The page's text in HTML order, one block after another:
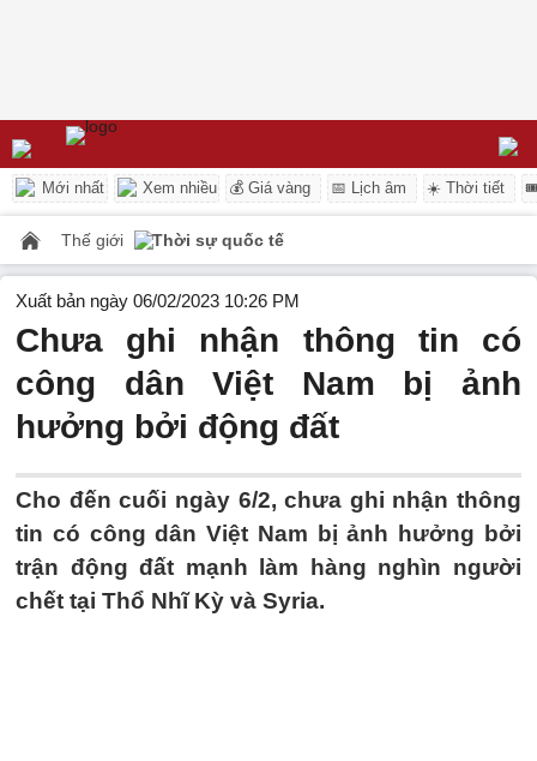
Mới nhất Xem nhiều 💰 Giá vàng 📅 Lịch âm ☀️ Thời tiết
Thế giới Thời sự quốc tế
Xuất bản ngày 06/02/2023 10:26 PM
Chưa ghi nhận thông tin có
công dân Việt Nam bị ảnh
hưởng bởi động đất
Cho đến cuối ngày 6/2, chưa ghi nhận thông
tin có công dân Việt Nam bị ảnh hưởng bởi
trận động đất mạnh làm hàng nghìn người
chết tại Thổ Nhĩ Kỳ và Syria.